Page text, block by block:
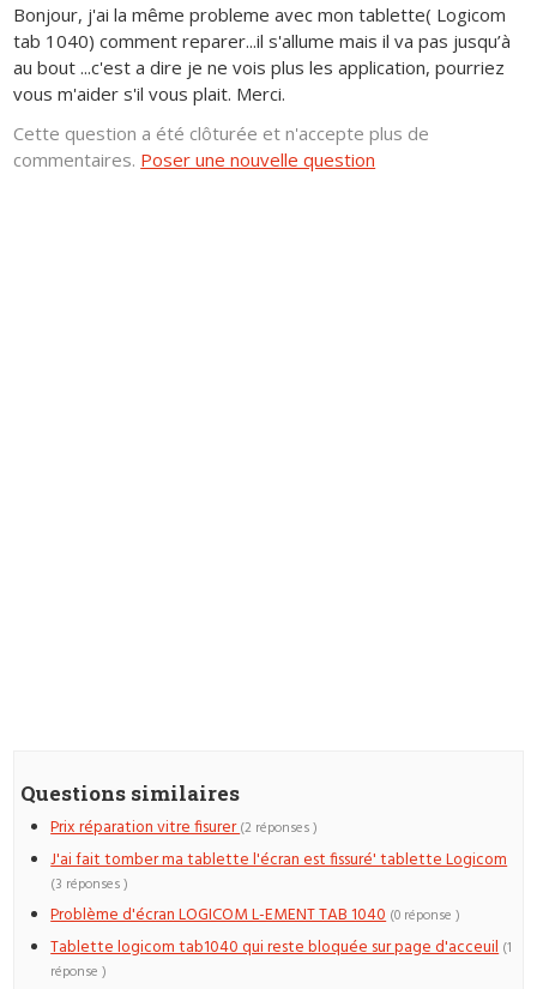
Bonjour, j'ai la même probleme avec mon tablette( Logicom
tab 1040) comment reparer...il s'allume mais il va pas jusqu’à
au bout ...c'est a dire je ne vois plus les application, pourriez
vous m'aider s'il vous plait. Merci.
Cette question a été clôturée et n'accepte plus de
commentaires. Poser une nouvelle question
Questions similaires
Prix réparation vitre fisurer(2 réponses )
J'ai fait tomber ma tablette l'écran est fissuré' tablette Logicom
(3 réponses )
Problème d'écran LOGICOM L-EMENT TAB 1040 (0 réponse )
Tablette logicom tab1040 qui reste bloquée sur page d'acceuil (1
réponse )